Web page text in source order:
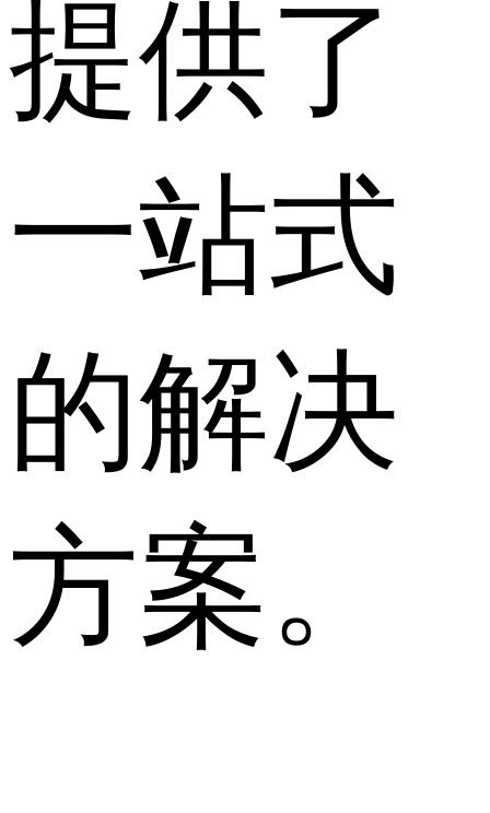
提供了
一站式
的解决
方案。